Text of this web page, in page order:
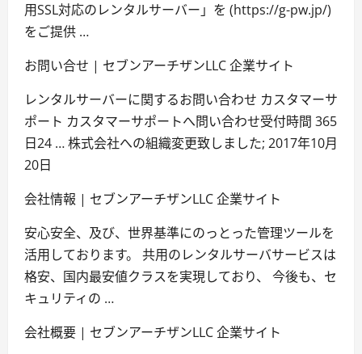
用SSL対応のレンタルサーバー」を (https://g-pw.jp/)
をご提供 …
お問い合せ | セブンアーチザンLLC 企業サイト
レンタルサーバーに関するお問い合わせ カスタマーサ
ポート カスタマーサポートへ問い合わせ受付時間 365
日24 … 株式会社への組織変更致しました; 2017年10月
20日
会社情報 | セブンアーチザンLLC 企業サイト
安心安全、及び、世界基準にのっとった管理ツールを
活用しております。 共用のレンタルサーバサービスは
格安、国内最安値クラスを実現しており、 今後も、セ
キュリティの …
会社概要 | セブンアーチザンLLC 企業サイト